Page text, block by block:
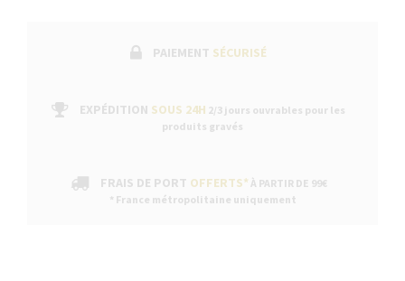
PAIEMENT SÉCURISÉ
EXPÉDITION SOUS 24H 2/3 jours ouvrables pour les
produits gravés
FRAIS DE PORT OFFERTS* À PARTIR DE 99€
* France métropolitaine uniquement